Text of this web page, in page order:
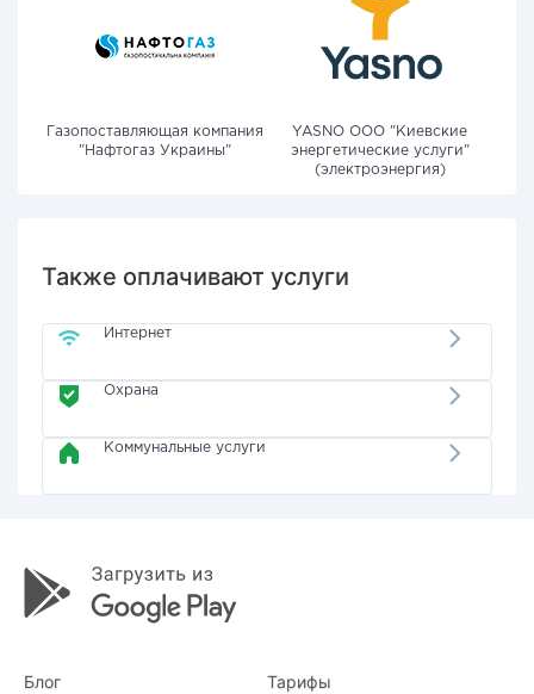
Газопоставляющая компания
"Нафтогаз Украины"
YASNO OOO "Киевские
энергетические услуги"
(электроэнергия)
Также оплачивают услуги
Интернет
Охрана
Коммунальные услуги
Блог Тарифы